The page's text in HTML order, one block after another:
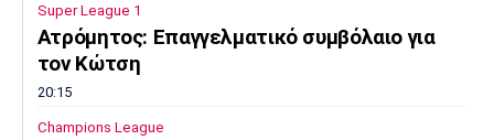
Super League 1
Ατρόμητος: Επαγγελματικό συμβόλαιο για
τον Κώτση
20:15
Champions League